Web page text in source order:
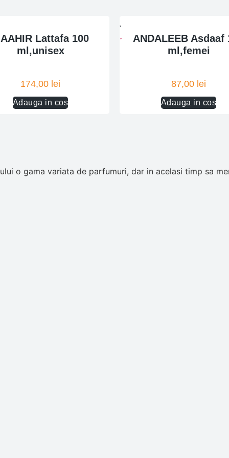
Lattafa 100
ml,unisex
174,00 lei
Adauga in cos
ANDALEEB Asdaaf
ml,femei
87,00 lei
Adauga in cos
o gama variata de parfumuri, dar in acelasi timp sa